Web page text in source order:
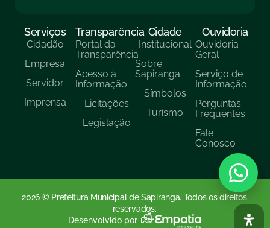
Serviços
Cidadão
Empresa
Servidor
Imprensa
Transparência
Portal da
Transparência
Acesso à
Informação
Licitações
Legislação
Cidade
Institucional
Sobre
Sapiranga
Símbolos
Turísmo
Ouvidoria
Ouvidoria
Geral
Serviço de
Informação
Perguntas
Frequentes
Fale
Conosco
2026 © Prefeitura Municipal de Sapiranga. Todos os direitos
reservados.
Desenvolvido por